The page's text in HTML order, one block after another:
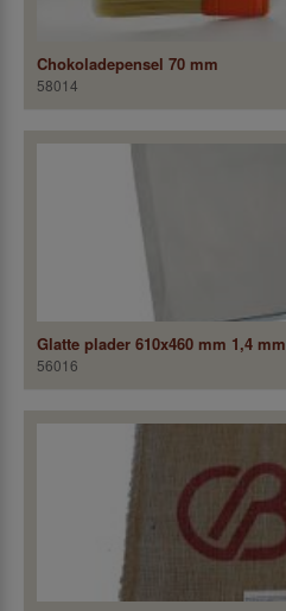
Chokoladepensel 70 mm
58014
Glatte plader 610x460 mm 1,4 mm
56016